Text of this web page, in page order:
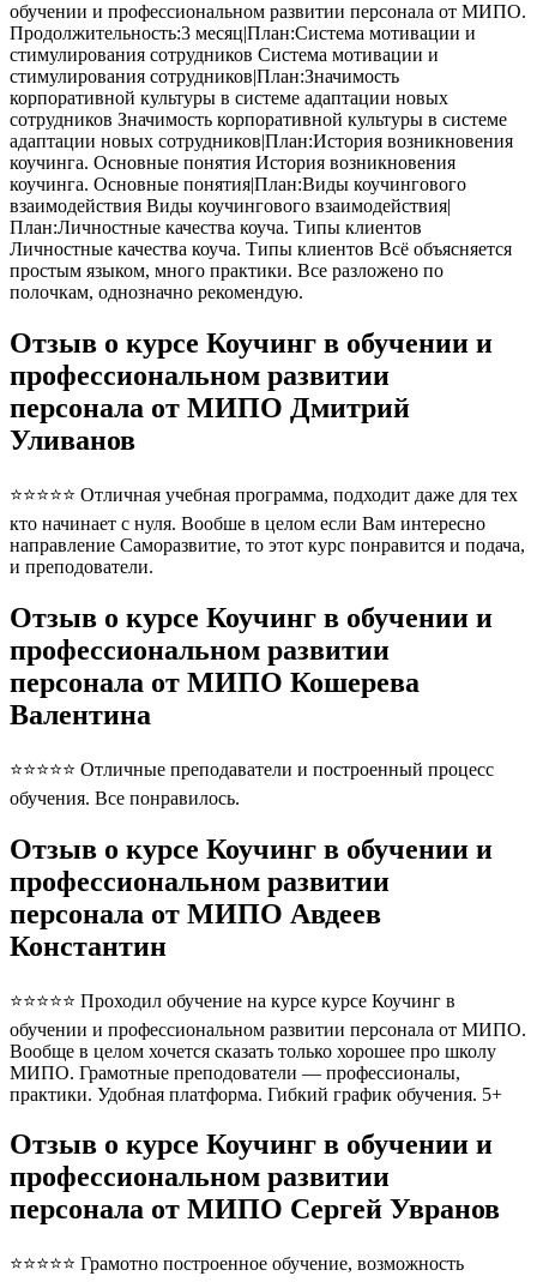
обучении и профессиональном развитии персонала от МИПО.
Продолжительность:3 месяц|План:Система мотивации и
стимулирования сотрудников Система мотивации и
стимулирования сотрудников|План:Значимость
корпоративной культуры в системе адаптации новых
сотрудников Значимость корпоративной культуры в системе
адаптации новых сотрудников|План:История возникновения
коучинга. Основные понятия История возникновения
коучинга. Основные понятия|План:Виды коучингового
взаимодействия Виды коучингового взаимодействия|
План:Личностные качества коуча. Типы клиентов
Личностные качества коуча. Типы клиентов Всё объясняется
простым языком, много практики. Все разложено по
полочкам, однозначно рекомендую.
Отзыв о курсе Коучинг в обучении и
профессиональном развитии
персонала от МИПО Дмитрий
Уливанов
⭐⭐⭐⭐⭐ Отличная учебная программа, подходит даже для тех
кто начинает с нуля. Вообше в целом если Вам интересно
направление Саморазвитие, то этот курс понравится и подача,
и преподователи.
Отзыв о курсе Коучинг в обучении и
профессиональном развитии
персонала от МИПО Кошерева
Валентина
⭐⭐⭐⭐⭐ Отличные преподаватели и построенный процесс
обучения. Все понравилось.
Отзыв о курсе Коучинг в обучении и
профессиональном развитии
персонала от МИПО Авдеев
Константин
⭐⭐⭐⭐⭐ Проходил обучение на курсе курсе Коучинг в
обучении и профессиональном развитии персонала от МИПО.
Вообще в целом хочется сказать только хорошее про школу
МИПО. Грамотные преподователи — профессионалы,
практики. Удобная платформа. Гибкий график обучения. 5+
Отзыв о курсе Коучинг в обучении и
профессиональном развитии
персонала от МИПО Сергей Увранов
⭐⭐⭐⭐⭐ Грамотно построенное обучение, возможность